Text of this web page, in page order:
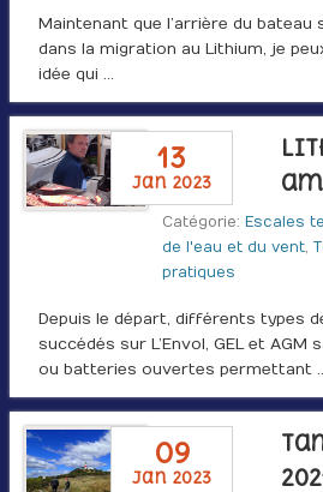
Maintenant que l’arrière du bateau
dans la migration au Lithium, je
idée qui …
13
jan 2023
Catégorie: Escales
de l'eau et du vent,
pratiques
Depuis le départ, différents types
succédés sur L’Envol, GEL et
ou batteries ouvertes permettant
09
jan 2023